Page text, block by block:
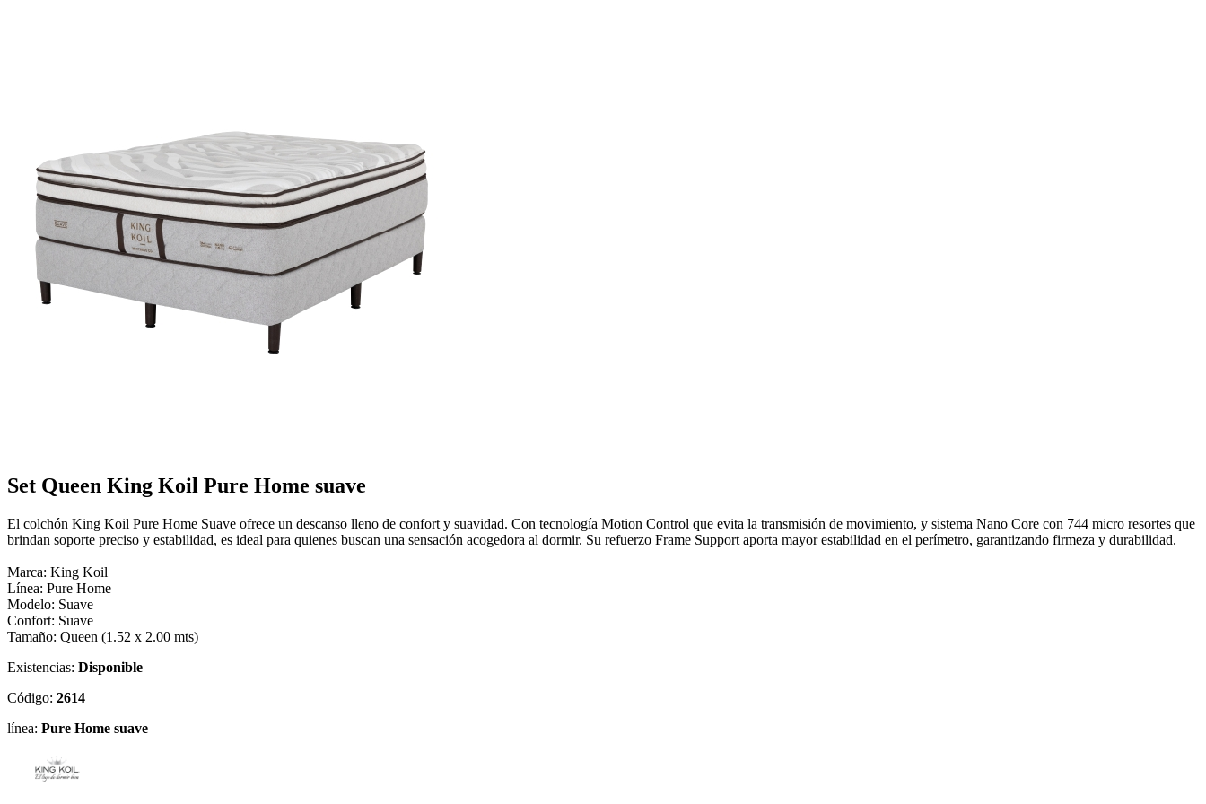
Set Queen King Koil Pure Home suave
El colchón King Koil Pure Home Suave ofrece un descanso lleno de confort y suavidad. Con tecnología Motion Control que evita la transmisión de movimiento, y sistema Nano Core con 744 micro resortes que
brindan soporte preciso y estabilidad, es ideal para quienes buscan una sensación acogedora al dormir. Su refuerzo Frame Support aporta mayor estabilidad en el perímetro, garantizando firmeza y durabilidad.
Marca: King Koil
Línea: Pure Home
Modelo: Suave
Confort: Suave
Tamaño: Queen (1.52 x 2.00 mts)
Existencias: Disponible
Código: 2614
línea: Pure Home suave